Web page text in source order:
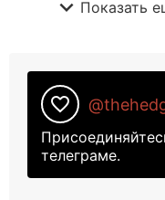
expand_more Показать
favorite_border
телеграме.